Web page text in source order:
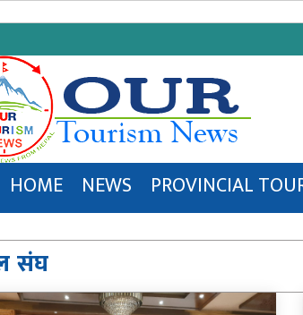
HOME NEWS PROVINCIAL
संघ